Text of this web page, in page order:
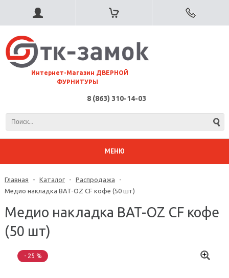
⠀Интернет-Магазин ДВЕРНОЙ
ФУРНИТУРЫ
8 (863) 310-14-03
МЕНЮ
Главная - Каталог - Распродажа
-
Медио накладка BAT-OZ CF кофе (50 шт)
Медио накладка BAT-OZ CF кофе
(50 шт)
- 25 %